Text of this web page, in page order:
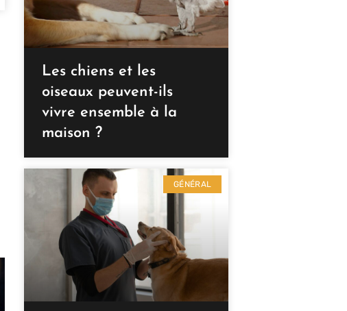
Les chiens et les
oiseaux peuvent-ils
vivre ensemble à la
maison ?
GÉNÉRAL